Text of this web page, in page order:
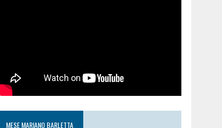
MESE MARIANO BARLETTA